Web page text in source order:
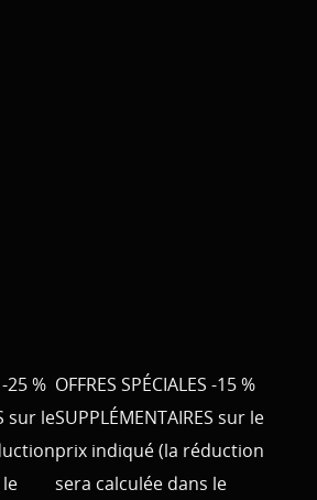
-25 %
sur le
OFFRES SPÉCIALES -15 %
SUPPLÉMENTAIRES sur le
prix indiqué (la réduction
sera calculée dans le